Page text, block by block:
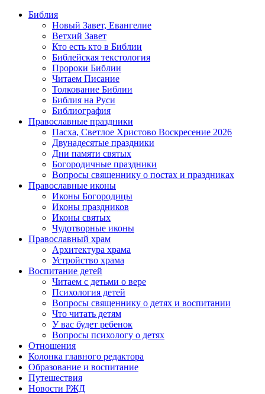
Библия
Новый Завет, Евангелие
Ветхий Завет
Кто есть кто в Библии
Библейская текстология
Пророки Библии
Читаем Писание
Толкование Библии
Библия на Руси
Библиография
Православные праздники
Пасха, Светлое Христово Воскресение 2026
Двунадесятые праздники
Дни памяти святых
Богородичные праздники
Вопросы священнику о постах и праздниках
Православные иконы
Иконы Богородицы
Иконы праздников
Иконы святых
Чудотворные иконы
Православный храм
Архитектура храма
Устройство храма
Воспитание детей
Читаем с детьми о вере
Психология детей
Вопросы священнику о детях и воспитании
Что читать детям
У вас будет ребенок
Вопросы психологу о детях
Отношения
Колонка главного редактора
Образование и воспитание
Путешествия
Новости РЖД